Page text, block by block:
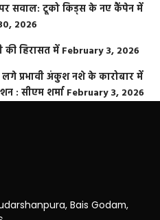
सवाल: टूको किड्स के नए कैंपेन में
2026
की हिरासत में February 3, 2026
लगे प्रभावी अंकुश नशे के कारोबार में
: सीएम शर्मा February 3, 2026
Bais Godam,